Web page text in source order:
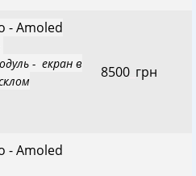
- Amoled
- екран в
8500 грн
- Amoled